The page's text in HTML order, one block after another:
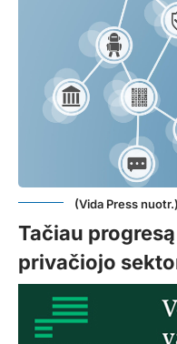
(Vida Press nuotr.)
Tačiau
privačiojo